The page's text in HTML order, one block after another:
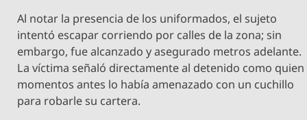
Al notar la presencia de los uniformados, el sujeto
intentó escapar corriendo por calles de la zona; sin
embargo, fue alcanzado y asegurado metros adelante.
La víctima señaló directamente al detenido como quien
momentos antes lo había amenazado con un cuchillo
para robarle su cartera.